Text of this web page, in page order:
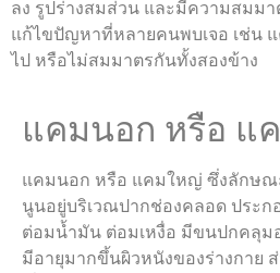
ลง รูปร่างสมส่วน และมีความสมม
แก้ไขปัญหาที่หลายคนพบเจอ เช่น
ไป หรือไม่สมมาตรกันทั้งสองข้าง
แคมนอก หรือ แ
แคมนอก หรือ แคมใหญ่ ซึ่งลักษณ
นูนอยู่บริเวณปากช่องคลอด ประก
ต่อมน้ำมัน ต่อมเหงื่อ มีขนปกคลุ
มีอายุมากขึ้นผิวหนังของร่างกาย